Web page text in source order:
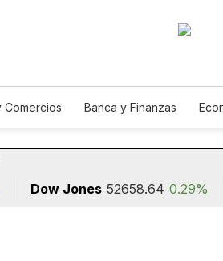
Comercios Banca y Finanzas
Dow Jones 52658.64 0.29%